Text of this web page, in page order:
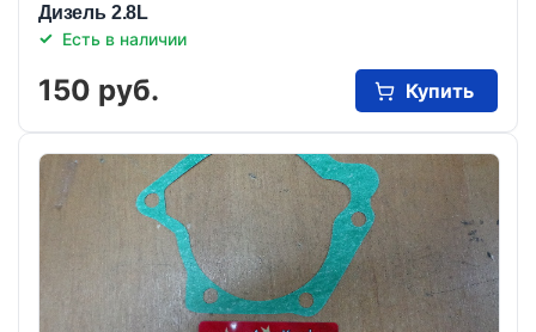
Дизель 2.8L
Есть в наличии
150 руб. Купить